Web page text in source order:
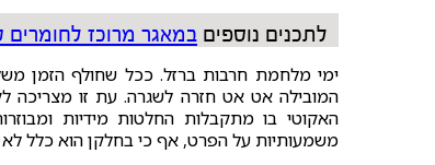
לתכנים נוספים במאגר מרוכז לחומרים
ימי מלחמת חרבות ברזל. ככל שחולף הזמן
המובילה אט אט חזרה לשגרה. עת זו מצריכה
האקוטי בו מתקבלות החלטות מידיות
משמעותיות על הפרט, אף כי בחלקן הוא כלל